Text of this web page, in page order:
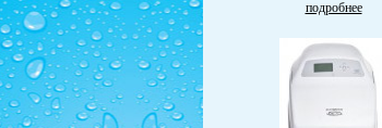
подробнее